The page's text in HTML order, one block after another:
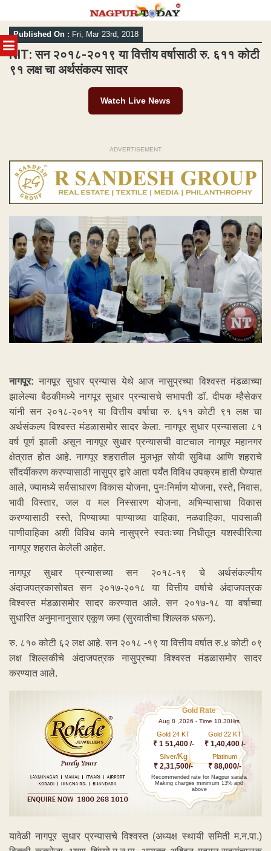
MENU
Skip
to
content
Published On : Fri, Mar 23rd, 2018
NIT: सन २०१८-२०१९ या वित्तीय वर्षासाठी रु. ६११ कोटी
९१ लक्ष चा अर्थसंकल्प सादर
Watch Live News
ADVERTISEMENT
नागपूर: नागपूर सुधार प्रन्यास येथे आज नासुप्रच्या विश्वस्त मंडळाच्या
झालेल्या बैठकीमध्ये नागपूर सुधार प्रन्यासचे सभापती डॉ. दीपक म्हैसेकर
यांनी सन २०१८-२०१९ या वित्तीय वर्षाचा रु. ६११ कोटी ९१ लक्ष चा
अर्थसंकल्प विश्वस्त मंडळासमोर सादर केला. नागपूर सुधार प्रन्यासला ८१
वर्ष पूर्ण झाली असून नागपूर सुधार प्रन्यासची वाटचाल नागपूर महानगर
क्षेत्रात होत आहे. नागपूर शहरातील मुलभूत सोयी सुविधा आणि शहराचे
सौंदर्यीकरण करण्यासाठी नासुप्र द्वारे आता पर्यंत विविध उपक्रम हाती घेण्यात
आले, ज्यामध्ये सर्वसाधारण विकास योजना, पुनःनिर्माण योजना, रस्ते, निवास,
भावी विस्तार, जल व मल निस्सारण योजना, अभिन्यासाचा विकास
करण्यासाठी रस्ते, पिण्याच्या पाण्याच्या वाहिका, नळवाहिका, पावसाळी
पाणीवाहिका अशी विविध कामे नासुप्रने स्वतःच्या निधीतून यशस्वीरित्या
नागपूर शहरात केलेली आहेत.
नागपूर सुधार प्रन्यासच्या सन २०१८-१९ चे अर्थसंकल्पीय
अंदाजपत्रकासोबत सन २०१७-२०१८ या वित्तीय वर्षाचे अंदाजपत्रक
विश्वस्त मंडळासमोर सादर करण्यात आले. सन २०१७-१८ या वर्षाच्या
सुधारित अनुमानानुसार एकूण जमा (सुरवातीचा शिल्लक धरून).
रु. ८१० कोटी ६२ लक्ष आहे. सन २०१८ -१९ या वित्तीय वर्षात रु.४ कोटी ०९
लक्ष शिल्लकीचे अंदाजपत्रक नासुप्रच्या विश्वस्त मंडळासमोर सादर
करण्यात आले.
Gold Rate
Aug 8 ,2026 - Time 10.30Hrs
Gold 24 KT
₹ 1 51,400 /-
Gold 22 KT
₹ 1,40,400 /-
Silver/Kg
₹ 2,31,500/-
Platinum
₹ 88,000/-
Recommended rate for Nagpur sarafa
Making charges minimum 13% and
above
यावेळी नागपूर सुधार प्रन्यासचे विश्वस्त (अध्यक्ष स्थायी समिती म.न.पा.)